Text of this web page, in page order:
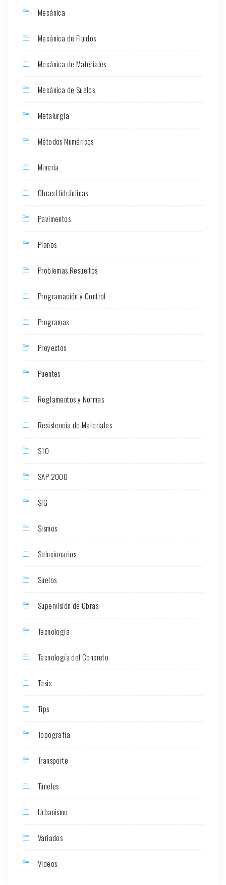
Mecánica
Mecánica de Fluidos
Mecánica de Materiales
Mecánica de Suelos
Metalurgia
Métodos Numéricos
Minería
Obras Hidráulicas
Pavimentos
Planos
Problemas Resueltos
Programación y Control
Programas
Proyectos
Puentes
Reglamentos y Normas
Resistencia de Materiales
S10
SAP 2000
SIG
Sismos
Solucionarios
Suelos
Supervisión de Obras
Tecnología
Tecnología del Concreto
Tesis
Tips
Topografía
Transporte
Túneles
Urbanismo
Variados
Videos